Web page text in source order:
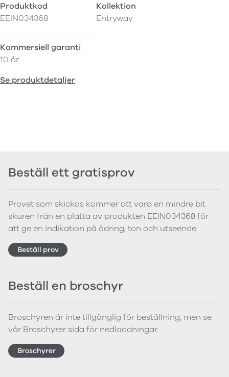
Produktkod
EEIN034368
Kollektion
Entryway
Kommersiell garanti
10 år
Se produktdetaljer
Beställ ett gratisprov
Provet som skickas kommer att vara en mindre bit
skuren från en platta av produkten EEIN034368 för
att ge en indikation på ådring, ton och utseende.
Beställ prov
Beställ en broschyr
Broschyren är inte tillgänglig för beställning, men se
vår Broschyrer sida för nedladdningar.
Broschyrer